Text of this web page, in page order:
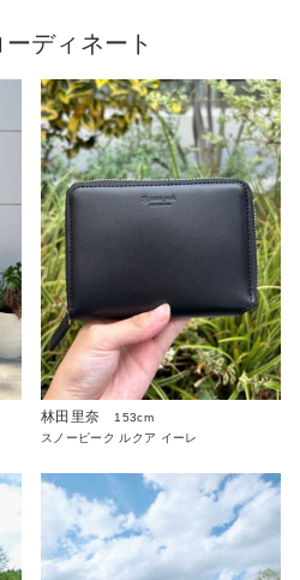
ーディネート
林田里奈
153cm
スノーピーク ルクア イーレ